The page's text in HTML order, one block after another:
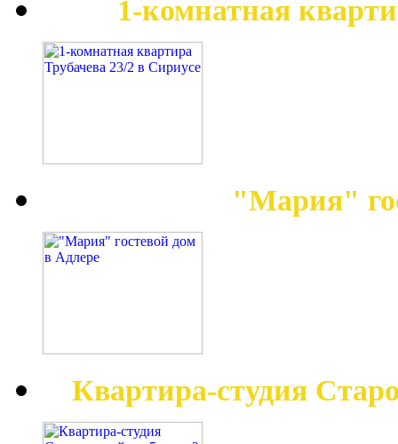
1-комнатная
"Мария"
Квартира-студия